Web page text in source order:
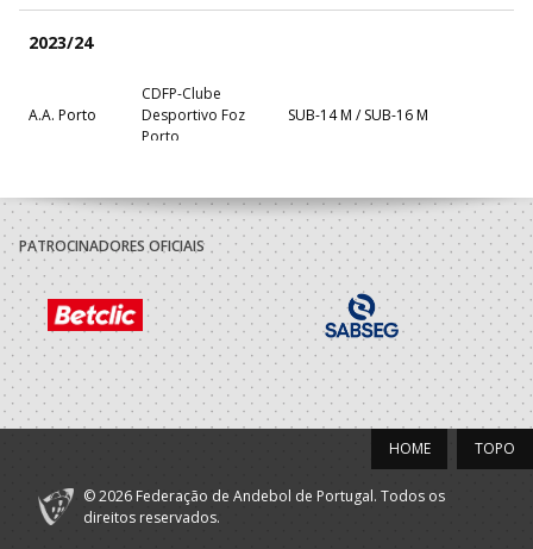
2023/24
A.A. Porto
CDFP-Clube
Desportivo Foz
Porto
SUB-14 M / SUB-16 M
A.A. Porto
CDFP-Clube
Desportivo Foz
Porto
Minis M / SUB-14 M
2021/22
Porto A
Praia
Vegetas BHC -
Sublima
Sub 14 M - And Praia
Porto
Minis M / SUB-14 M
PATROCINADORES OFICIAIS
TOPO
HOME
© 2026 Federação de Andebol de Portugal. Todos os
direitos reservados.